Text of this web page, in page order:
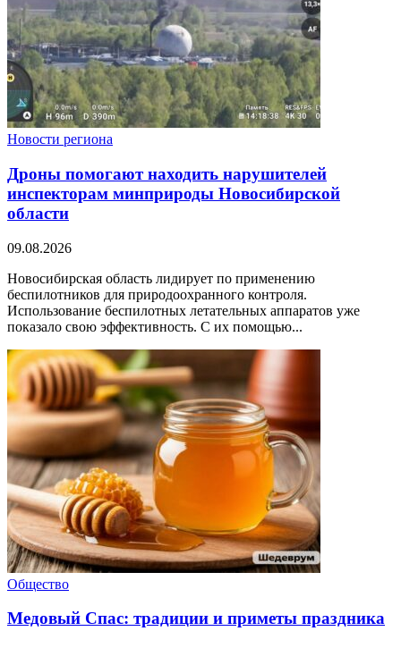
Новости региона
Дроны помогают находить нарушителей
инспекторам минприроды Новосибирской
области
09.08.2026
Новосибирская область лидирует по применению
беспилотников для природоохранного контроля.
Использование беспилотных летательных аппаратов уже
показало свою эффективность. С их помощью...
Общество
Медовый Спас: традиции и приметы праздника